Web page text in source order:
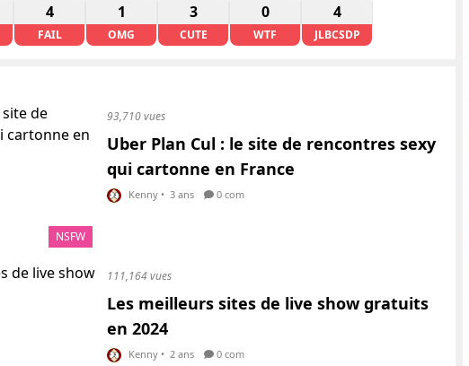
4
FAIL
1
OMG
3
CUTE
0
WTF
4
JLBCSDP
NSFW
93,710 vues
Uber Plan Cul : le site de rencontres sexy
qui cartonne en France
Kenny • 3 ans 0 com
111,164 vues
Les meilleurs sites de live show gratuits
en 2024
Kenny • 2 ans 0 com